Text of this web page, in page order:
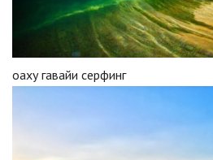
оаху гавайи серфинг